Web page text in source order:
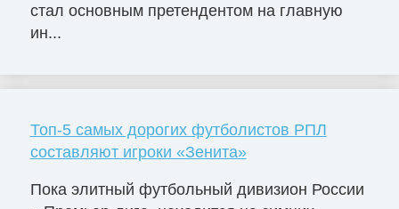
стал основным претендентом на главную
ин...
Топ-5 самых дорогих футболистов РПЛ
составляют игроки «Зенита»
Пока элитный футбольный дивизион России